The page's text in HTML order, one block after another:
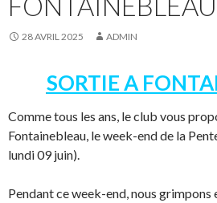
28 AVRIL 2025 ADMIN
SORTIE A
Comme tous les ans, le club vous
Fontainebleau, le week-end de la
lundi 09 juin).
Pendant ce week-end, nous